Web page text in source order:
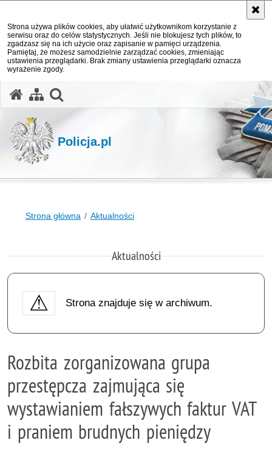
Strona używa plików cookies, aby ułatwić użytkownikom korzystanie z
serwisu oraz do celów statystycznych. Jeśli nie blokujesz tych plików, to
zgadzasz się na ich użycie oraz zapisanie w pamięci urządzenia.
Pamiętaj, że możesz samodzielnie zarządzać cookies, zmieniając
ustawienia przeglądarki. Brak zmiany ustawienia przeglądarki oznacza
wyrażenie zgody.
Policja.pl
Strona główna Aktualności
Aktualności
Strona znajduje się w archiwum.
Rozbita zorganizowana grupa
przestępcza zajmująca się
wystawianiem fałszywych faktur VAT
i praniem brudnych pieniędzy